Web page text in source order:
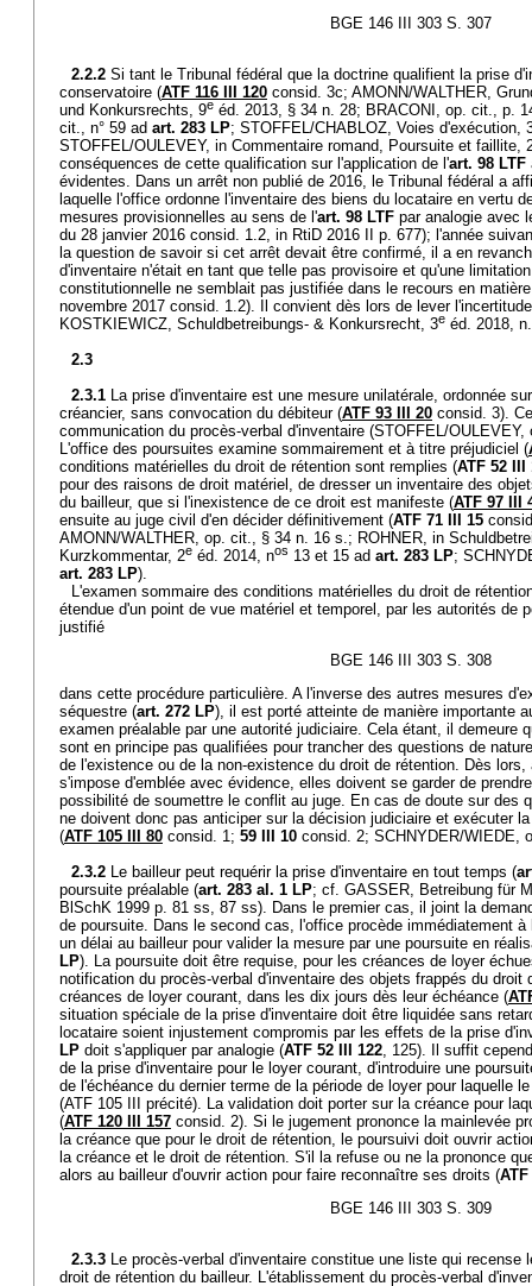
BGE 146 III 303 S. 307
2.2.2 Si tant le Tribunal fédéral que la doctrine qualifient la prise
conservatoire (ATF 116 III 120 consid. 3c; AMONN/WALTHER,
und Konkursrechts, 9e éd. 2013, § 34 n. 28; BRACONI, op. cit., p.
cit., n° 59 ad art. 283 LP; STOFFEL/CHABLOZ, Voies d'exécution,
STOFFEL/OULEVEY, in Commentaire romand, Poursuite et faillite,
conséquences de cette qualification sur l'application de l'art. 98 LTF
évidentes. Dans un arrêt non publié de 2016, le Tribunal fédéral a
laquelle l'office ordonne l'inventaire des biens du locataire en vertu
mesures provisionnelles au sens de l'art. 98 LTF par analogie avec
du 28 janvier 2016 consid. 1.2, in RtiD 2016 II p. 677); l'année
la question de savoir si cet arrêt devait être confirmé, il a en
d'inventaire n'était en tant que telle pas provisoire et qu'une
constitutionnelle ne semblait pas justifiée dans le recours en
novembre 2017 consid. 1.2). Il convient dès lors de lever
KOSTKIEWICZ, Schuldbetreibungs- & Konkursrecht, 3e éd. 2018,
2.3
2.3.1 La prise d'inventaire est une mesure unilatérale, ordonnée
créancier, sans convocation du débiteur (ATF 93 III 20 consid. 3).
communication du procès-verbal d'inventaire (STOFFEL/
L'office des poursuites examine sommairement et à titre préjudiciel (
conditions matérielles du droit de rétention sont remplies (ATF 52 III
pour des raisons de droit matériel, de dresser un inventaire des
du bailleur, que si l'inexistence de ce droit est manifeste (ATF 97 III
ensuite au juge civil d'en décider définitivement (ATF 71 III 15
AMONN/WALTHER, op. cit., § 34 n. 16 s.; ROHNER, in
Kurzkommentar, 2e éd. 2014, nos 13 et 15 ad art. 283 LP;
art. 283 LP).
L'examen sommaire des conditions matérielles du droit de
étendue d'un point de vue matériel et temporel, par les autorités de
justifié
BGE 146 III 303 S. 308
dans cette procédure particulière. A l'inverse des autres mesures
séquestre (art. 272 LP), il est porté atteinte de manière importante
examen préalable par une autorité judiciaire. Cela étant, il demeure
sont en principe pas qualifiées pour trancher des questions de
de l'existence ou de la non-existence du droit de rétention. Dès
s'impose d'emblée avec évidence, elles doivent se garder de
possibilité de soumettre le conflit au juge. En cas de doute sur des
ne doivent donc pas anticiper sur la décision judiciaire et exécuter
(ATF 105 III 80 consid. 1; 59 III 10 consid. 2; SCHNYDER/WIEDE,
2.3.2 Le bailleur peut requérir la prise d'inventaire en tout temps (
poursuite préalable (art. 283 al. 1 LP; cf. GASSER, Betreibung für
BlSchK 1999 p. 81 ss, 87 ss). Dans le premier cas, il joint la
de poursuite. Dans le second cas, l'office procède immédiatement
un délai au bailleur pour valider la mesure par une poursuite en
LP). La poursuite doit être requise, pour les créances de loyer
notification du procès-verbal d'inventaire des objets frappés du droit
créances de loyer courant, dans les dix jours dès leur échéance (
situation spéciale de la prise d'inventaire doit être liquidée sans
locataire soient injustement compromis par les effets de la prise
LP doit s'appliquer par analogie (ATF 52 III 122, 125). Il suffit
de la prise d'inventaire pour le loyer courant, d'introduire une
de l'échéance du dernier terme de la période de loyer pour laquelle
(ATF 105 III précité). La validation doit porter sur la créance pour
(ATF 120 III 157 consid. 2). Si le jugement prononce la mainlevée
la créance que pour le droit de rétention, le poursuivi doit ouvrir
la créance et le droit de rétention. S'il la refuse ou ne la prononce
alors au bailleur d'ouvrir action pour faire reconnaître ses droits (
BGE 146 III 303 S. 309
2.3.3 Le procès-verbal d'inventaire constitue une liste qui recense
droit de rétention du bailleur. L'établissement du procès-verbal